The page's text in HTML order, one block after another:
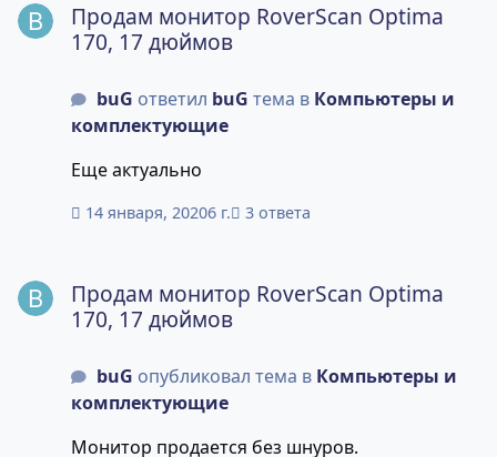
Продам монитор RoverScan Optima
170, 17 дюймов
buG ответил buG тема в Компьютеры и
комплектующие
Еще актуально
14 января, 20206 г. 3 ответа
Продам монитор RoverScan Optima
170, 17 дюймов
buG опубликовал тема в Компьютеры и
комплектующие
Монитор продается без шнуров.